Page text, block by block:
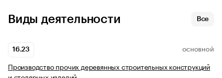
Виды деятельности Все
16.23 ОСНОВНОЙ
Производство прочих деревянных строительных конструкций